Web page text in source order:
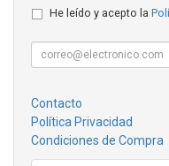
He leído y acepto la
Contacto
Política Privacidad
Condiciones de Compra